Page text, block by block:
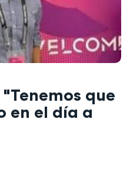
que
en el día a